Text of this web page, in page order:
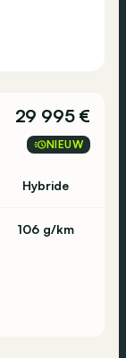
29 995 €
NIEUW
Hybride
106 g/km